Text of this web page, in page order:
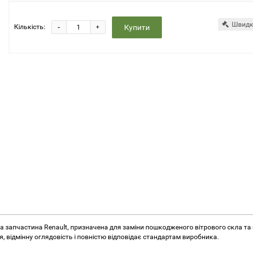
Кількість: +
- Купити
Renault, призначена для заміни пошкодженого вітрового скла та
оглядовість і повністю відповідає стандартам виробника.